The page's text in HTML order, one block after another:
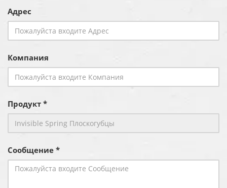
Адрес
Компания
Продукт *
Сообщение *